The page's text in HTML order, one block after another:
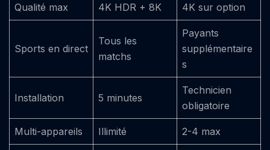
Qualité max 4K HDR + 8K 4K sur option
Sports en direct
Tous les
matchs
Payants
supplémentaire
s
Installation 5 minutes
Technicien
obligatoire
Multi-appareils Illimité 2-4 max